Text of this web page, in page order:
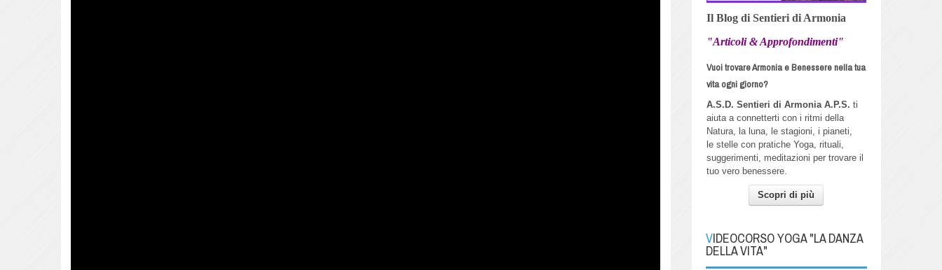
Il Blog di Sentieri di Armonia
"Articoli & Approfondimenti"
Vuoi trovare Armonia e Benessere nella tua
vita ogni giorno?
A.S.D. Sentieri di Armonia A.P.S. ti
aiuta a connetterti con i ritmi della
Natura, la luna, le stagioni, i pianeti,
le stelle con pratiche Yoga, rituali,
suggerimenti, meditazioni per trovare il
tuo vero benessere.
Scopri di più
VIDEOCORSO YOGA "LA DANZA
DELLA VITA"